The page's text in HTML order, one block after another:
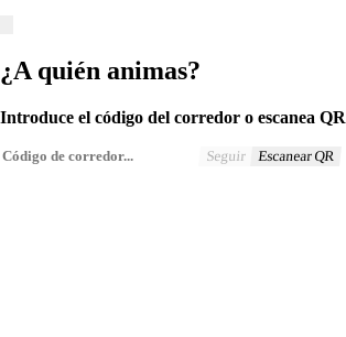
¿A quién animas?
Introduce el código del corredor o escanea QR
Seguir Escanear QR